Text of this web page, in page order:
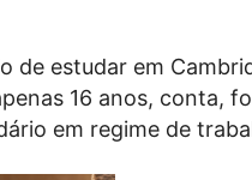
de estudar em
16 anos, conta,
em regime de